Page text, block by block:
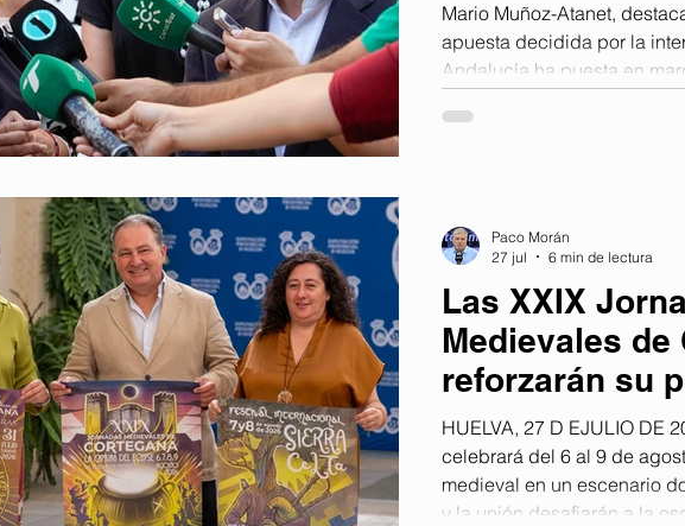
Mario Muñoz-Atanet,
apuesta decidida por la
Andalucía ha puesta en
cercana a los 1,5 millones
Las XXIX
Medievales de
reforzarán su
con más
música y
HUELVA, 27 D EJULIO DE
celebrará del 6 al 9 de
medieval en un escenario
y la unión desafiarán a la
Paco Morán
27 jul
6 min de lectura